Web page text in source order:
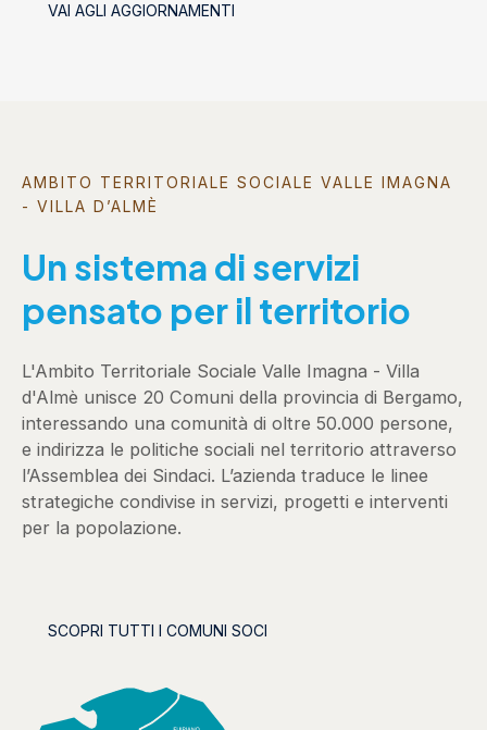
VAI AGLI AGGIORNAMENTI
AMBITO TERRITORIALE SOCIALE VALLE IMAGNA
- VILLA D’ALMÈ
Un sistema di servizi
pensato per il territorio
L'Ambito Territoriale Sociale Valle Imagna - Villa
d'Almè unisce 20 Comuni della provincia di Bergamo,
interessando una comunità di oltre 50.000 persone,
e indirizza le politiche sociali nel territorio attraverso
l’Assemblea dei Sindaci. L’azienda traduce le linee
strategiche condivise in servizi, progetti e interventi
per la popolazione.
SCOPRI TUTTI I COMUNI SOCI